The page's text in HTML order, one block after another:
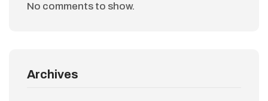
No comments to show.
Archives